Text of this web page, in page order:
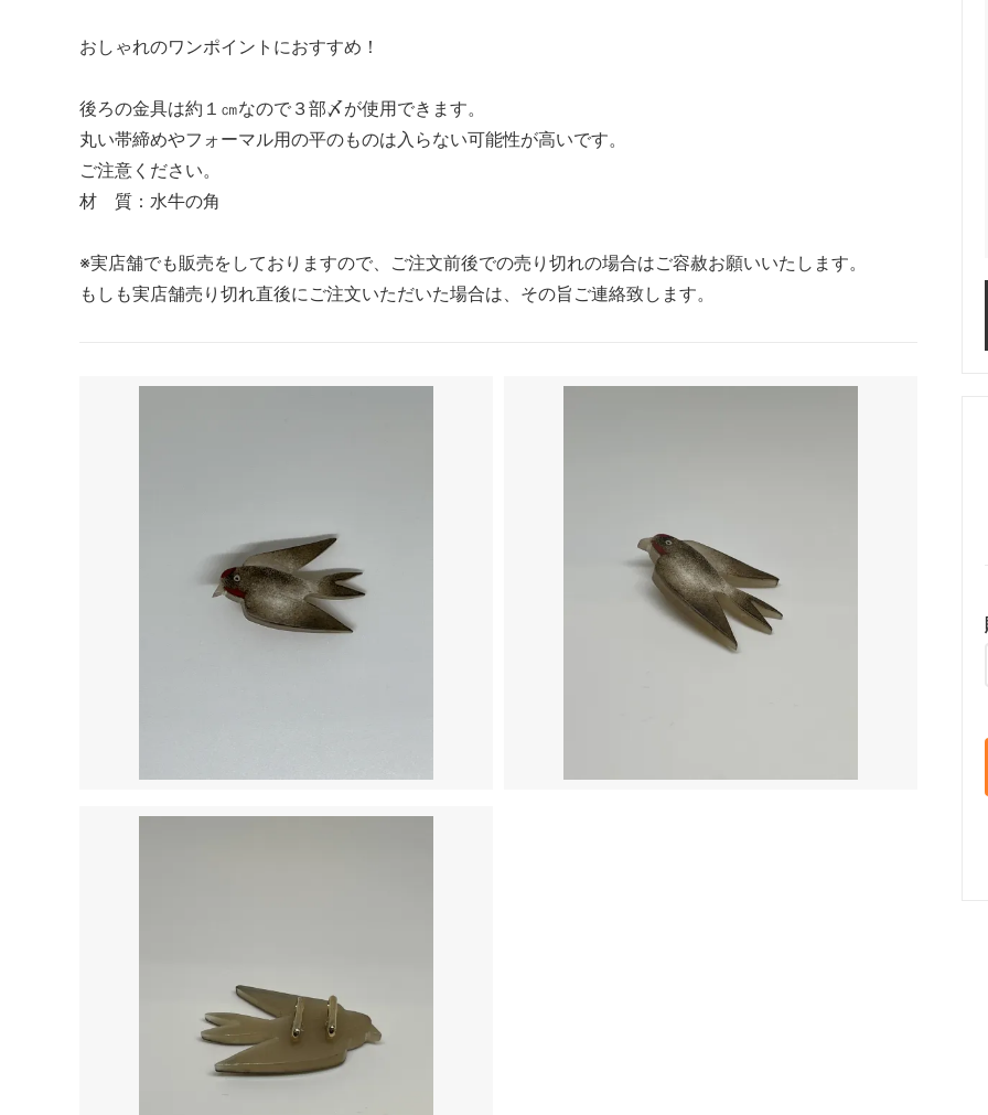
おしゃれのワンポイントにおすすめ！
後ろの金具は約１㎝なので３部〆が使用できます。
丸い帯締めやフォーマル用の平のものは入らない可能性が高いです。
ご注意ください。
材 質：水牛の角
※実店舗でも販売をしておりますので、ご注文前後での売り切れの場合はご容赦お願いいたします。
もしも実店舗売り切れ直後にご注文いただいた場合は、その旨ご連絡致します。